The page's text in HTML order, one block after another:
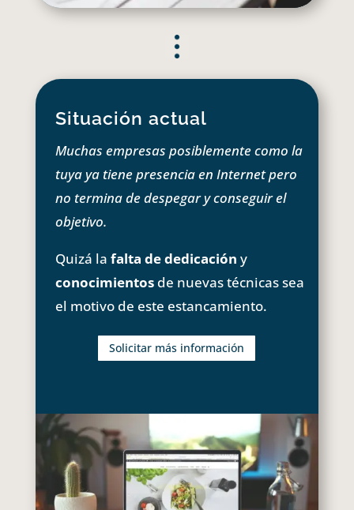
Situación actual
Muchas empresas posiblemente como la
tuya ya tiene presencia en Internet pero
no termina de despegar y conseguir el
objetivo.
Quizá la falta de dedicación y
conocimientosde nuevas técnicas sea
el motivo de este estancamiento.
Solicitar más información